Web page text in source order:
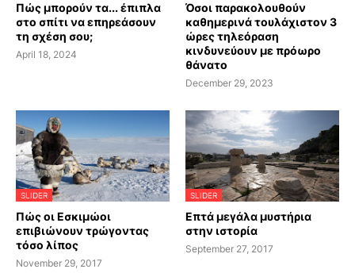
Πώς μπορούν τα... έπιπλα
στο σπίτι να επηρεάσουν
τη σχέση σου;
April 18, 2024
Όσοι παρακολουθούν
καθημερινά τουλάχιστον 3
ώρες τηλεόραση
κινδυνεύουν με πρόωρο
θάνατο
December 29, 2023
SLIDER
Πώς οι Εσκιμώοι
επιβιώνουν τρώγοντας
τόσο λίπος
November 29, 2017
SLIDER
Επτά μεγάλα μυστήρια
στην ιστορία
September 27, 2017